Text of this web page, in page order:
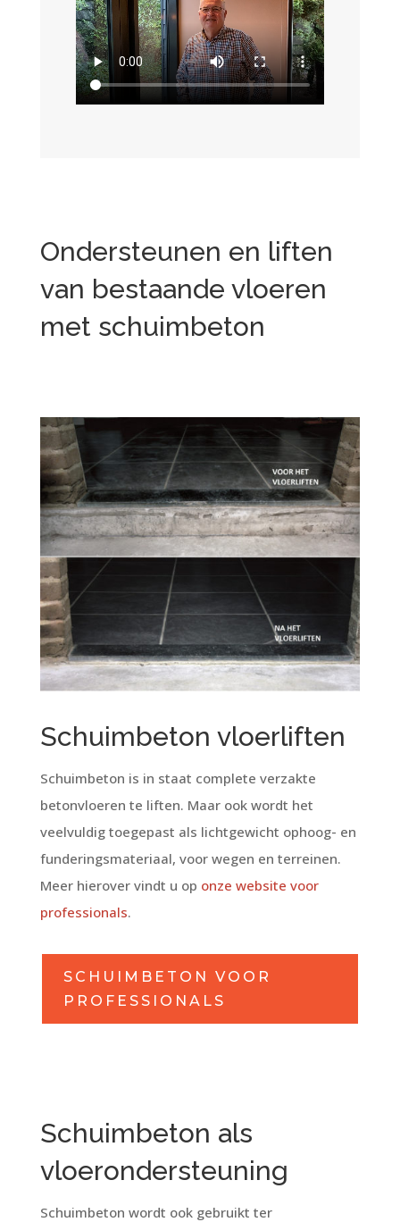
Ondersteunen en liften
van bestaande vloeren
met schuimbeton
Schuimbeton vloerliften
Schuimbeton is in staat complete verzakte
betonvloeren te liften. Maar ook wordt het
veelvuldig toegepast als lichtgewicht ophoog- en
funderingsmateriaal, voor wegen en terreinen.
Meer hierover vindt u op onze website voor
professionals.
SCHUIMBETON VOOR
PROFESSIONALS
Schuimbeton als
vloerondersteuning
Schuimbeton wordt ook gebruikt ter